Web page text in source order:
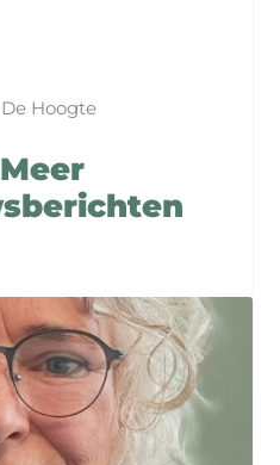
Hoogte
Meer